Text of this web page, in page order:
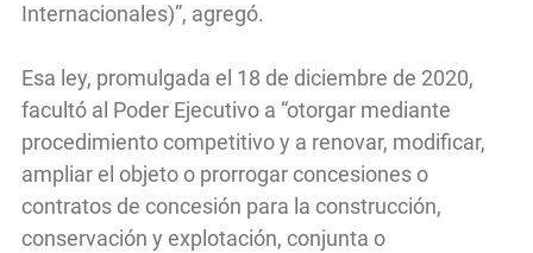
Internacionales)”, agregó.
Esa ley, promulgada el 18 de diciembre de 2020,
facultó al Poder Ejecutivo a “otorgar mediante
procedimiento competitivo y a renovar, modificar,
ampliar el objeto o prorrogar concesiones o
contratos de concesión para la construcción,
conservación y explotación, conjunta o